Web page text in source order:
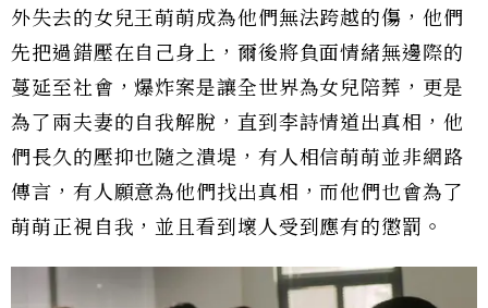
外失去的女兒王萌萌成為他們無法跨越的傷，他們
先把過錯壓在自己身上，爾後將負面情緒無邊際的
蔓延至社會，爆炸案是讓全世界為女兒陪葬，更是
為了兩夫妻的自我解脫，直到李詩情道出真相，他
們長久的壓抑也隨之潰堤，有人相信萌萌並非網路
傳言，有人願意為他們找出真相，而他們也會為了
萌萌正視自我，並且看到壞人受到應有的懲罰。